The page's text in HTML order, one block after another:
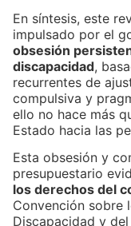
En síntesis, este
impulsado por el
obsesión
discapacidad,
recurrentes de
compulsiva y
ello no hace más
Estado hacia las
Esta obsesión y
presupuestario
los derechos del
Convención sobre
Discapacidad y